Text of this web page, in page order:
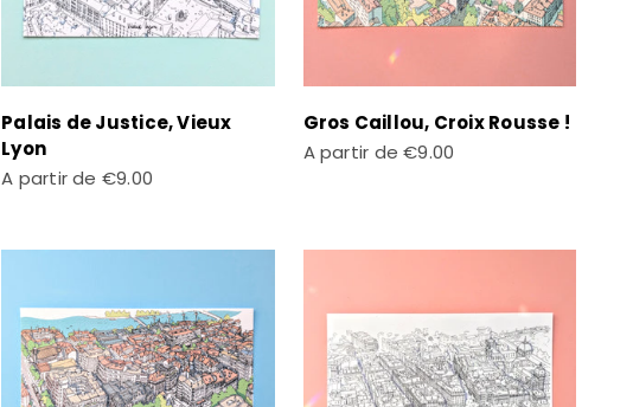
Palais de Justice, Vieux
Lyon
Prix de vente
A partir de €9.00
Gros Caillou, Croix Rousse !
Prix de vente
A partir de€9.00